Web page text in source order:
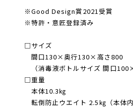
※Good Design賞2021受賞
※特許・意匠登録済み
□サイズ
間口130×奥行130×高さ800
（消毒液ボトルサイズ 間口
□重量
本体10.3㎏
転倒防止ウエイト 2.5㎏（本体